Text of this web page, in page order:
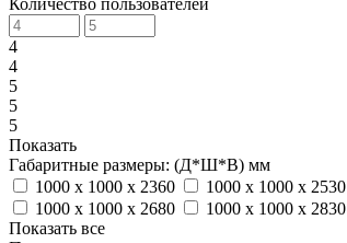
4
4
5
5
5
Показать
Габаритные размеры: (Д*Ш*В) мм
1000 x 1000 x 2360
1000 x 1000 x 2530
1000 x 1000 x 2680
1000 x 1000 x 2830
Показать все